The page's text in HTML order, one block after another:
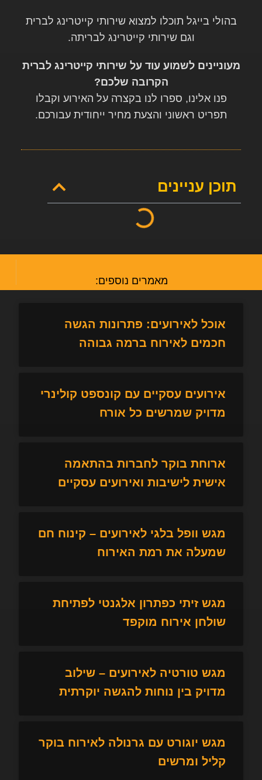
בהולי בייגל תוכלו למצוא שירותי קייטרינג לברית
וגם שירותי קייטרינג לבריתה.
מעוניינים לשמוע עוד על שירותי קייטרינג לברית
הקרובה שלכם?
פנו אלינו, ספרו לנו בקצרה על האירוע וקבלו
תפריט ראשוני והצעת מחיר ייחודית עבורכם.
תוכן עניינים
מאמרים נוספים:
אוכל לאירועים: פתרונות הגשה
חכמים לאירוח ברמה גבוהה
אירועים עסקיים עם קונספט קולינרי
מדויק שמרשים כל אורח
ארוחת בוקר לחברות בהתאמה
אישית לישיבות ואירועים עסקיים
מגש וופל בלגי לאירועים – קינוח חם
שמעלה את רמת האירוח
מגש זיתי כפתרון אלגנטי לפתיחת
שולחן אירוח מוקפד
מגש טורטיה לאירועים – שילוב
מדויק בין נוחות להגשה יוקרתית
מגש יוגורט עם גרנולה לאירוח בוקר
קליל ומרשים